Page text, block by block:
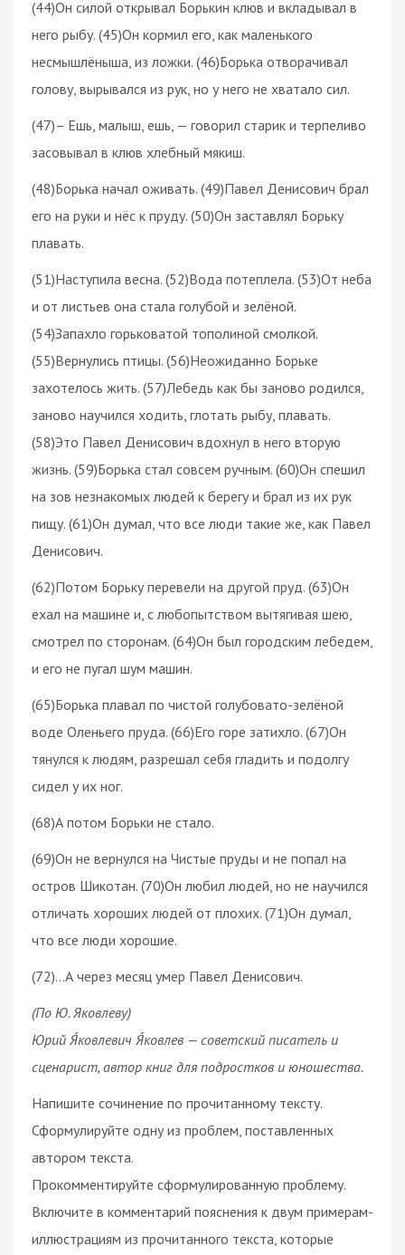
(44)Он силой открывал Борькин клюв и вкладывал в
него рыбу. (45)Он кормил его, как маленького
несмышлёныша, из ложки. (46)Борька отворачивал
голову, вырывался из рук, но у него не хватало сил.
(47)– Ешь, малыш, ешь, — говорил старик и терпеливо
засовывал в клюв хлебный мякиш.
(48)Борька начал оживать. (49)Павел Денисович брал
его на руки и нёс к пруду. (50)Он заставлял Борьку
плавать.
(51)Наступила весна. (52)Вода потеплела. (53)От неба
и от листьев она стала голубой и зелёной.
(54)Запахло горьковатой тополиной смолкой.
(55)Вернулись птицы. (56)Неожиданно Борьке
захотелось жить. (57)Лебедь как бы заново родился,
заново научился ходить, глотать рыбу, плавать.
(58)Это Павел Денисович вдохнул в него вторую
жизнь. (59)Борька стал совсем ручным. (60)Он спешил
на зов незнакомых людей к берегу и брал из их рук
пищу. (61)Он думал, что все люди такие же, как Павел
Денисович.
(62)Потом Борьку перевели на другой пруд. (63)Он
ехал на машине и, с любопытством вытягивая шею,
смотрел по сторонам. (64)Он был городским лебедем,
и его не пугал шум машин.
(65)Борька плавал по чистой голубовато-зелёной
воде Оленьего пруда. (66)Его горе затихло. (67)Он
тянулся к людям, разрешал себя гладить и подолгу
сидел у их ног.
(68)А потом Борьки не стало.
(69)Он не вернулся на Чистые пруды и не попал на
остров Шикотан. (70)Он любил людей, но не научился
отличать хороших людей от плохих. (71)Он думал,
что все люди хорошие.
(72)…А через месяц умер Павел Денисович.
(По Ю. Яковлеву)
Юрий Я́ковлевич Я́ковлев — советский писатель и
сценарист, автор книг для подростков и юношества.
Напишите сочинение по прочитанному тексту.
Сформулируйте одну из проблем, поставленных
автором текста.
Прокомментируйте сформулированную проблему.
Включите в комментарий пояснения к двум примерам-
иллюстрациям из прочитанного текста, которые